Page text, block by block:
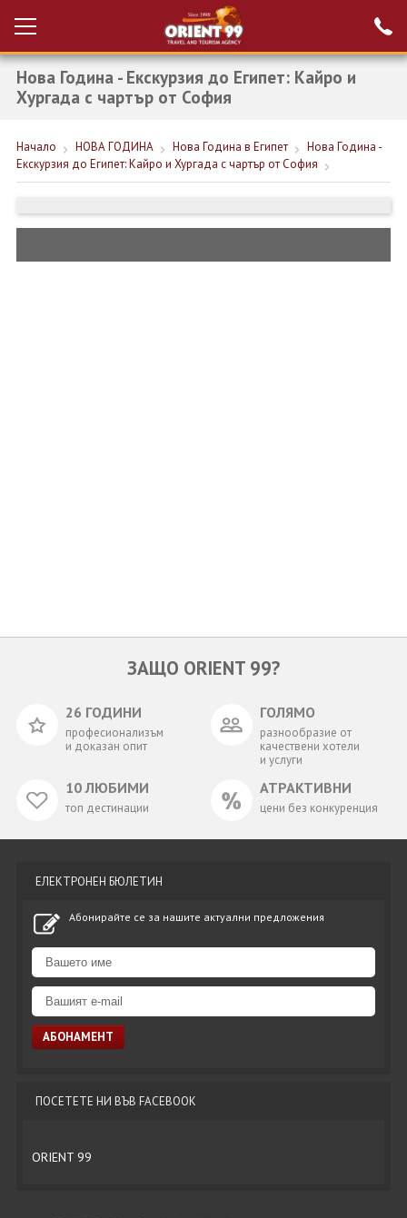
Вход за агенти
Проверка на
НОВА ГОДИНА ТУРЦИЯ
Нова Година - Екскурзия до Египет: Кайро и
Хургада с чартър от София
Начало НОВА ГОДИНА Нова Година в Египет
Нова Година -
Екскурзия до Египет: Кайро и Хургада с чартър от София
ЗАЩО ORIENT 99?
26 ГОДИНИ
професионализъм
и доказан опит
ГОЛЯМО
разнообразие от
качествени хотели
и услуги
10 ЛЮБИМИ
топ дестинации
АТРАКТИВНИ
цени без конкуренция
ЕЛЕКТРОНЕН БЮЛЕТИН
Абонирайте се за нашите актуални предложения
ПОСЕТЕТЕ НИ ВЪВ FACEBOOK
ORIENT 99